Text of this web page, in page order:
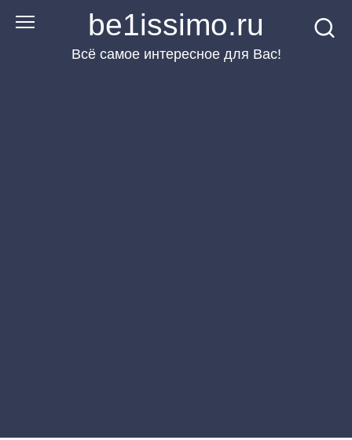
Перейти
be1issimo.ru
Всё самое интересное для Вас!